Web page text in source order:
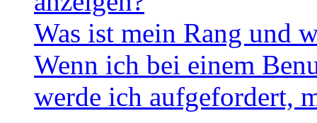
Was ist mein Rang und
Wenn ich bei einem
werde ich aufgefordert,